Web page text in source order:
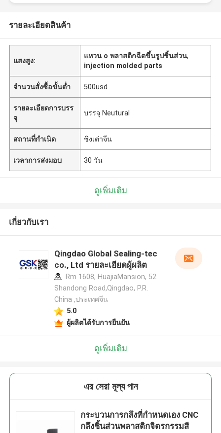
รายละเอียดสินค้า
แสงสูง:
แหวน o พลาสติกฉีดขึ้นรูปชิ้นส่วน,
injection molded parts
จำนวนสั่งซื้อขั้นต่ำ 500usd
รายละเอียดการบรร
จุ
บรรจุ Neutural
สถานที่กำเนิด ชิงเต่าจีน
เวลาการส่งมอบ 30 วัน
ดูเพิ่มเติม
เกี่ยวกับเรา
Qingdao Global Sealing-tec
co., Ltd รายละเอียดผู้ผลิต
Rm 1608, HuajiaMansion, 52
Shandong Road,Qingdao, P.R.
China ,ประเทศจีน
5.0
ผู้ผลิตได้รับการยืนยัน
ดูเพิ่มเติม
এর সেরা মূল্য পান
กระบวนการกลึงที่กำหนดเอง CNC
กลึงชิ้นส่วนพลาสติกจิตรกรรมสี